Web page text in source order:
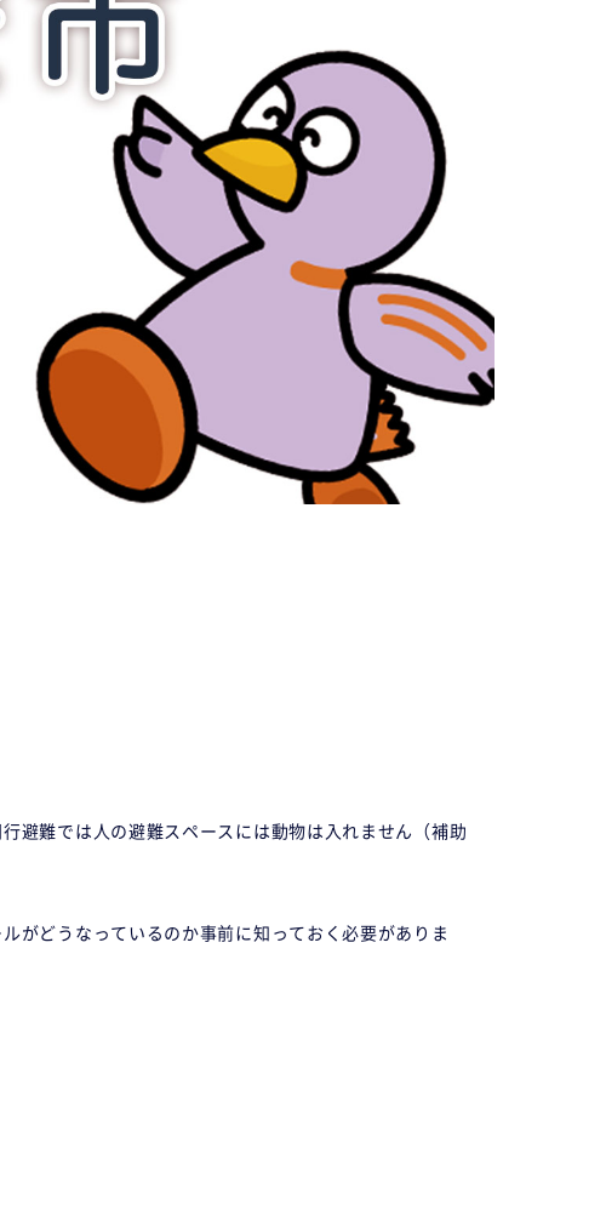
避難では人の避難スペースには動物は入れません（補助
がどうなっているのか事前に知っておく必要がありま